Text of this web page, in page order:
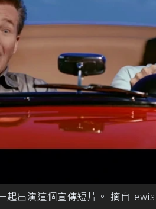
出演這個宣傳短片。 摘自